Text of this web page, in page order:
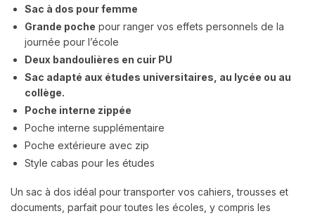
Sac à dos pour femme
Grande poche pour ranger vos effets personnels de la
journée pour l’école
Deux bandoulières en cuir PU
Sac adapté aux études universitaires, au lycée ou au
collège.
Poche interne zippée
Poche interne supplémentaire
Poche extérieure avec zip
Style cabas pour les études
Un sac à dos idéal pour transporter vos cahiers, trousses et
documents, parfait pour toutes les écoles, y compris les